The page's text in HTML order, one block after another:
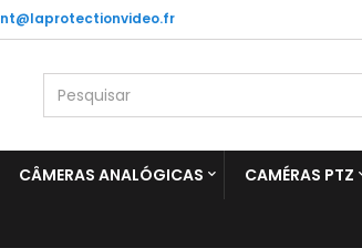
CÂMERAS ANALÓGICAS CAMÉRAS PTZ